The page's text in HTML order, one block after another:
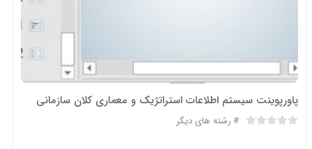
پاورپوینت سیستم اطلاعات استراتژیک و معماری کلان سازمانی
رشته های دیگر